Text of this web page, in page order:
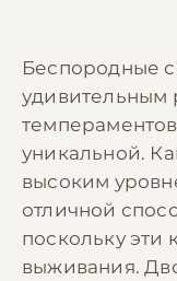
Беспородные
удивительным
уникальной.
высоким
отличной
поскольку эти
выживания.